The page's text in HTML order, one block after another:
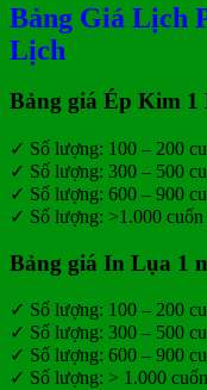
Bảng Giá Lịch
Lịch
Bảng giá Ép Kim 1
✓ Số lượng: 100 – 200
✓ Số lượng: 300 – 500
✓ Số lượng: 600 – 900
✓ Số lượng: >1.000
Bảng giá In Lụa 1
✓ Số lượng: 100 – 200
✓ Số lượng: 300 – 500
✓ Số lượng: 600 – 900
✓ Số lượng: > 1.000